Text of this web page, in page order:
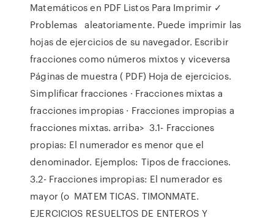
Matemáticos en PDF Listos Para Imprimir ✓
Problemas aleatoriamente. Puede imprimir las
hojas de ejercicios de su navegador. Escribir
fracciones como números mixtos y viceversa
Páginas de muestra ( PDF) Hoja de ejercicios.
Simplificar fracciones · Fracciones mixtas a
fracciones impropias · Fracciones impropias a
fracciones mixtas. arriba> 3.1- Fracciones
propias: El numerador es menor que el
denominador. Ejemplos: Tipos de fracciones.
3.2- Fracciones impropias: El numerador es
mayor (o MATEM TICAS. TIMONMATE.
EJERCICIOS RESUELTOS DE ENTEROS Y